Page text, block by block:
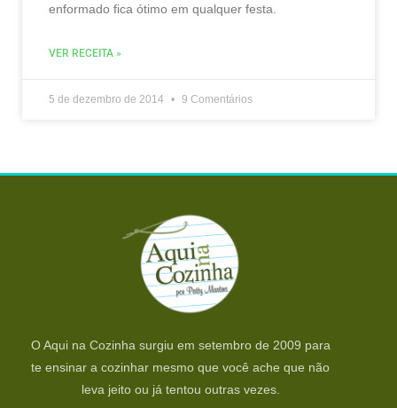
enformado fica ótimo em qualquer festa.
VER RECEITA »
5 de dezembro de 2014 9 Comentários
O Aqui na Cozinha surgiu em setembro de 2009 para
te ensinar a cozinhar mesmo que você ache que não
leva jeito ou já tentou outras vezes.